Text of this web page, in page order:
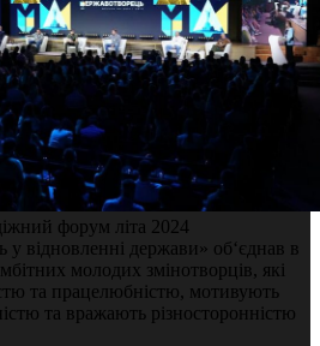
форум літа 2024
відновленні держави» об‘єднав в
молодих змінотворців, які
та працелюбністю, мотивують
та вражають різносторонністю